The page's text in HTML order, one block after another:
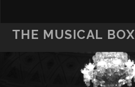
THE MUSICAL BOX